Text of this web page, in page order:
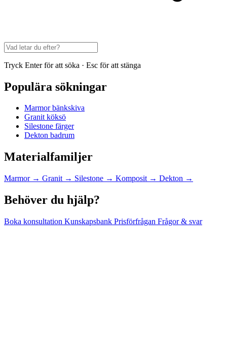
Tryck Enter för att söka · Esc för att stänga
Populära sökningar
Marmor bänkskiva
Granit köksö
Silestone färger
Dekton badrum
Materialfamiljer
Marmor → Granit → Silestone → Komposit → Dekton →
Behöver du hjälp?
Boka konsultation Kunskapsbank Prisförfrågan Frågor & svar